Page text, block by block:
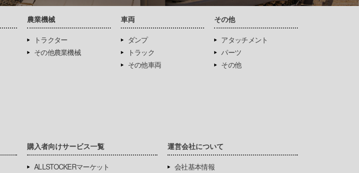
農業機械
トラクター
その他農業機械
車両
ダンプ
トラック
その他車両
その他
アタッチメント
パーツ
その他
購入者向けサービス一覧
ALLSTOCKERマーケット
運営会社について
会社基本情報